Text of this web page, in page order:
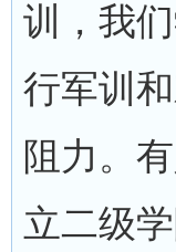
训，我
行军训
阻力。
立二级